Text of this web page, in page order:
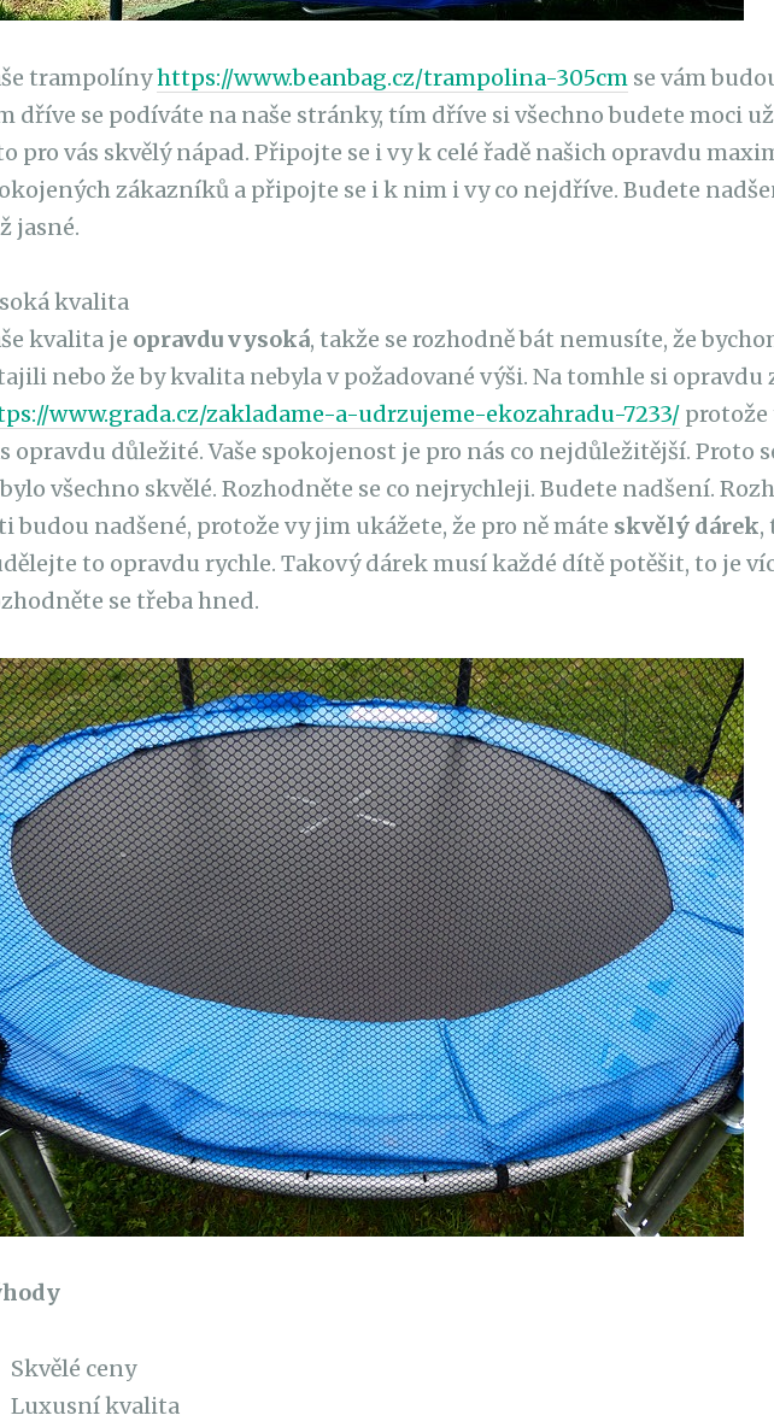
trampolínyhttps://www.beanbag.cz/trampolina-305cm se vám
dříve se podíváte na naše stránky, tím dříve si všechno budete moci
pro vás skvělý nápad. Připojte se i vy k celé řadě našich opravdu
zákazníků a připojte se i k nim i vy co nejdříve. Budete
jasné.
kvalita
kvalita je opravdu vysoká, takže se rozhodně bát nemusíte, že
nebo že by kvalita nebyla v požadované výši. Na tomhle si opravdu
www.grada.cz/zakladame-a-udrzujeme-ekozahradu-7233/ protože
opravdu důležité. Vaše spokojenost je pro nás co nejdůležitější. Proto
všechno skvělé. Rozhodněte se co nejrychleji. Budete nadšení.
budou nadšené, protože vy jim ukážete, že pro ně máte skvělý dárek,
to opravdu rychle. Takový dárek musí každé dítě potěšit, to je
se třeba hned.
Skvělé ceny
Luxusní kvalita